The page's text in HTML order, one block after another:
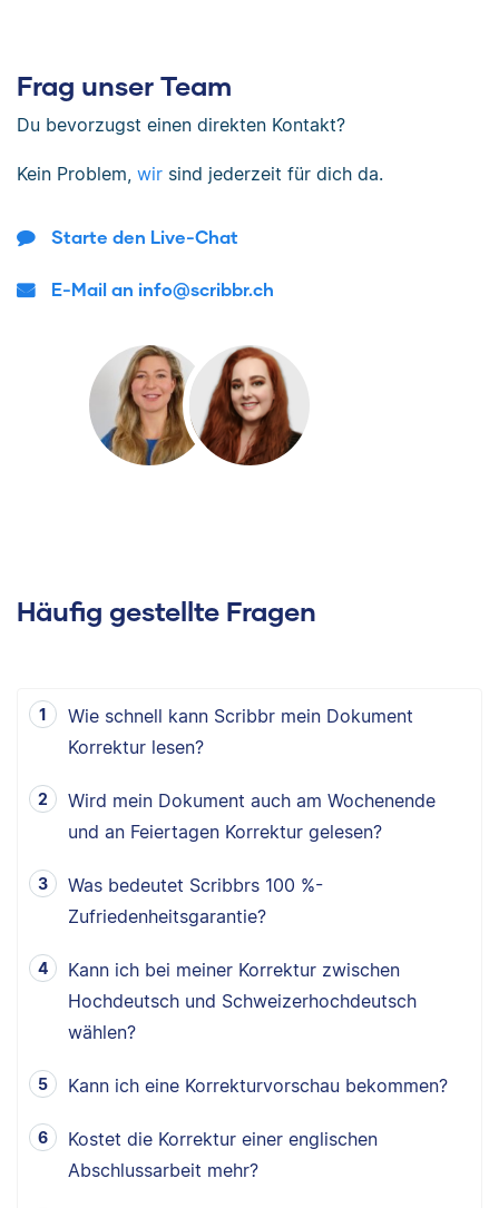
Frag unser Team
Du bevorzugst einen direkten Kontakt?
Kein Problem, wir sind jederzeit für dich da.
Starte den Live-Chat
E-Mail an info@scribbr.ch
Häufig gestellte Fragen
Wie schnell kann Scribbr mein Dokument
Korrektur lesen?
Wird mein Dokument auch am Wochenende
und an Feiertagen Korrektur gelesen?
Was bedeutet Scribbrs 100 %-
Zufriedenheitsgarantie?
Kann ich bei meiner Korrektur zwischen
Hochdeutsch und Schweizerhochdeutsch
wählen?
Kann ich eine Korrekturvorschau bekommen?
Kostet die Korrektur einer englischen
Abschlussarbeit mehr?